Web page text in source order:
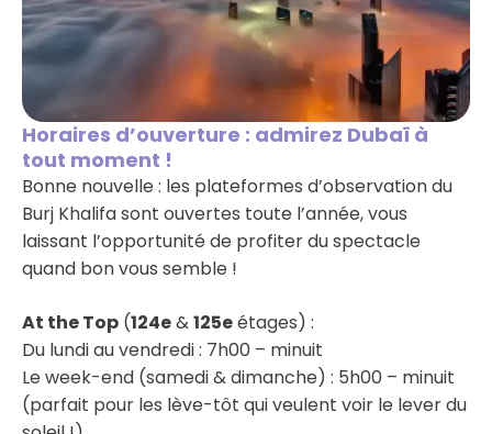
Horaires d’ouverture : admirez Dubaï à
tout moment !
Bonne nouvelle : les plateformes d’observation du
Burj Khalifa sont ouvertes toute l’année, vous
laissant l’opportunité de profiter du spectacle
quand bon vous semble !
At the Top (124e&125eétages) :
Du lundi au vendredi : 7h00 – minuit
Le week-end (samedi & dimanche) : 5h00 – minuit
(parfait pour les lève-tôt qui veulent voir le lever du